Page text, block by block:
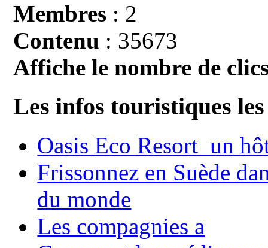
Membres : 2
Contenu : 35673
Affiche le nombre de
Les infos touristiques
Oasis Eco Resort un
Frissonnez en Suède
du monde
Les compagnies a